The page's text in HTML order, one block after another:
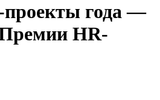
года —
HR-